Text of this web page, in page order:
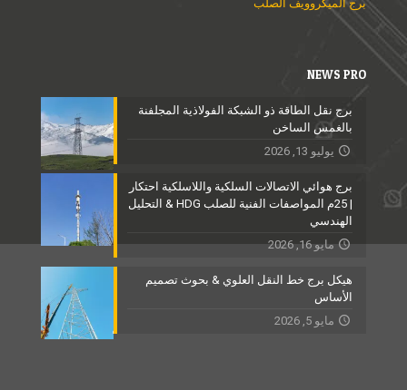
برج الميكروويف الصلب
NEWS PRO
برج نقل الطاقة ذو الشبكة الفولاذية المجلفنة
بالغمس الساخن
يوليو 13, 2026
برج هوائي الاتصالات السلكية واللاسلكية احتكار
| 25م المواصفات الفنية للصلب HDG & التحليل
الهندسي
مايو 16, 2026
هيكل برج خط النقل العلوي & بحوث تصميم
الأساس
مايو 5, 2026